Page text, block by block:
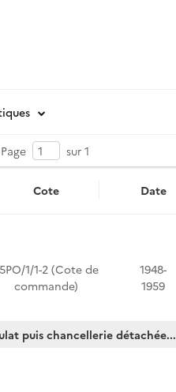
Page sur 1
Cote Date
1/1-2 (Cote de
commande)
1948-
1959
puis chancellerie détachée...